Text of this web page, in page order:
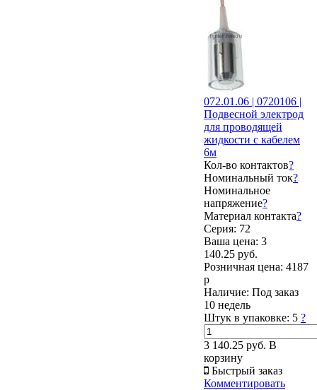
072.01.06 | 0720106 |
Подвесной электрод
для проводящей
жидкости с кабелем
6м
Кол-во контактов?
Номинальный ток?
Номинальное
напряжение?
Материал контакта?
Серия: 72
Ваша цена: 3
140.25 руб.
Розничная цена: 4187
р
Наличие: Под заказ
10 недель
Штук в упаковке: 5 ?
3 140.25 руб. В
корзину
Быстрый заказ
Комментировать